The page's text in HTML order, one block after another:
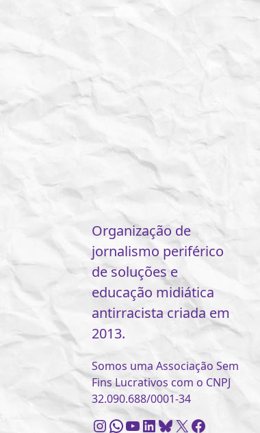
Organização de
jornalismo periférico
de soluções e
educação midiática
antirracista criada em
2013.
Somos uma Associação Sem
Fins Lucrativos com o CNPJ
32.090.688/0001-34
Instagram
WhatsApp
Youtube
LinkedIn
Bluesky
X Facebook